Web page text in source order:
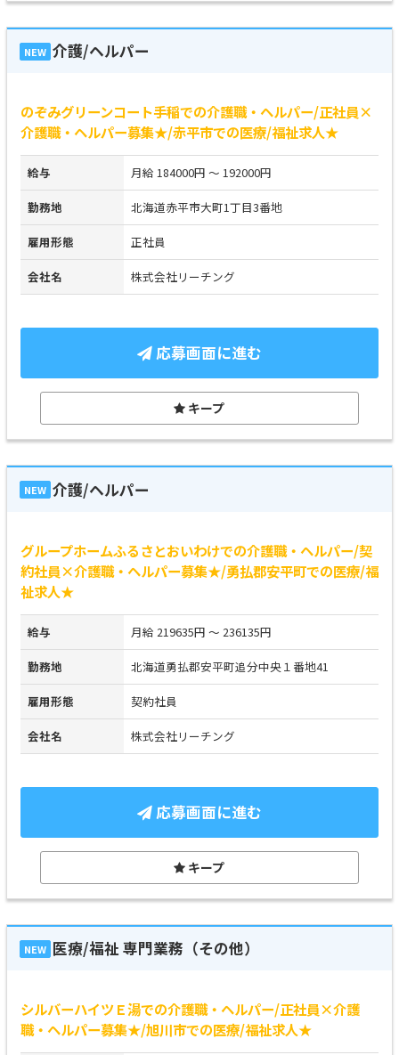
NEW 介護/ヘルパー
のぞみグリーンコート手稲での介護職・ヘルパー/正社員×
介護職・ヘルパー募集★/赤平市での医療/福祉求人★
給与 月給 184000円 ～ 192000円
勤務地 北海道赤平市大町1丁目3番地
雇用形態 正社員
会社名 株式会社リーチング
応募画面に進む
キープ
NEW 介護/ヘルパー
グループホームふるさとおいわけでの介護職・ヘルパー/契
約社員×介護職・ヘルパー募集★/勇払郡安平町での医療/福
祉求人★
給与 月給 219635円 ～ 236135円
勤務地 北海道勇払郡安平町追分中央１番地41
雇用形態 契約社員
会社名 株式会社リーチング
応募画面に進む
キープ
NEW 医療/福祉 専門業務（その他）
シルバーハイツＥ湯での介護職・ヘルパー/正社員×介護
職・ヘルパー募集★/旭川市での医療/福祉求人★